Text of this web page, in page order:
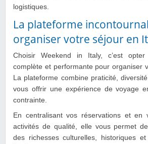
logistiques.
La plateforme
organiser votre séjour en
Choisir Weekend in Italy, c’est
complète et performante pour organiser
La plateforme combine praticité,
vous offrir une expérience de voyage
contrainte.
En centralisant vos réservations et en
activités de qualité, elle vous permet
des richesses culturelles, historiques